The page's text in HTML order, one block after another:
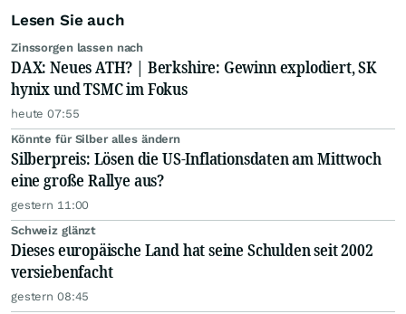
Lesen Sie auch
Zinssorgen lassen nach
DAX: Neues ATH? | Berkshire: Gewinn explodiert, SK
hynix und TSMC im Fokus
heute 07:55
Könnte für Silber alles ändern
Silberpreis: Lösen die US-Inflationsdaten am Mittwoch
eine große Rallye aus?
gestern 11:00
Schweiz glänzt
Dieses europäische Land hat seine Schulden seit 2002
versiebenfacht
gestern 08:45